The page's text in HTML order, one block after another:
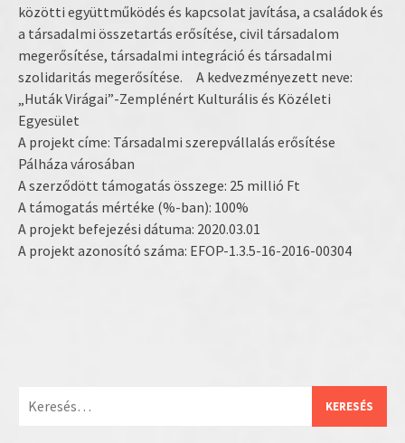
közötti együttműködés és kapcsolat javítása, a családok és
a társadalmi összetartás erősítése, civil társadalom
megerősítése, társadalmi integráció és társadalmi
szolidaritás megerősítése. A kedvezményezett neve:
„Huták Virágai”-Zemplénért Kulturális és Közéleti
Egyesület
A projekt címe: Társadalmi szerepvállalás erősítése
Pálháza városában
A szerződött támogatás összege: 25 millió Ft
A támogatás mértéke (%-ban): 100%
A projekt befejezési dátuma: 2020.03.01
A projekt azonosító száma: EFOP-1.3.5-16-2016-00304
Keresés: